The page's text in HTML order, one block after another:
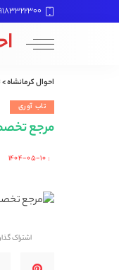
احوال کرمانشاه>
تاب آوری
مرجع
Posted
۱۴۰۴-۰۵-۱۰
اشتراک